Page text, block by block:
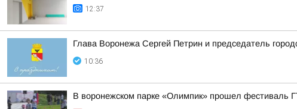
12:37
Глава Воронежа Сергей Петрин и председатель
10:36
В воронежском парке «Олимпик» прошел фестиваль